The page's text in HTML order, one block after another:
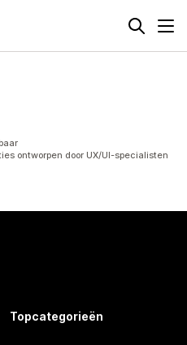
ontworpen door UX/UI-specialisten
Topcategorieën